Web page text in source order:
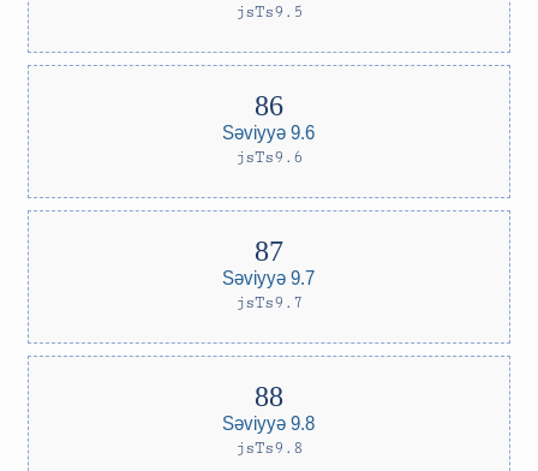
jsTs9.5
Səviyyə 9.6
jsTs9.6
Səviyyə 9.7
jsTs9.7
Səviyyə 9.8
jsTs9.8